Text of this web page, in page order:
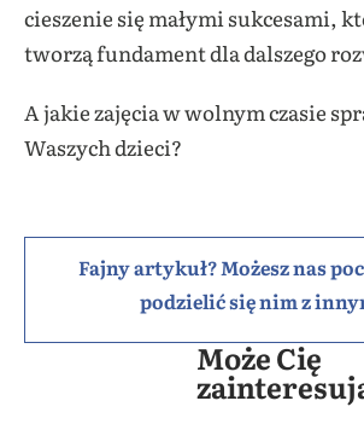
cieszenie się małymi sukcesami,
tworzą fundament dla dalszego
A jakie zajęcia w wolnym czasie
Waszych dzieci?
Fajny artykuł? Możesz nas
podzielić się nim z
Może Cię